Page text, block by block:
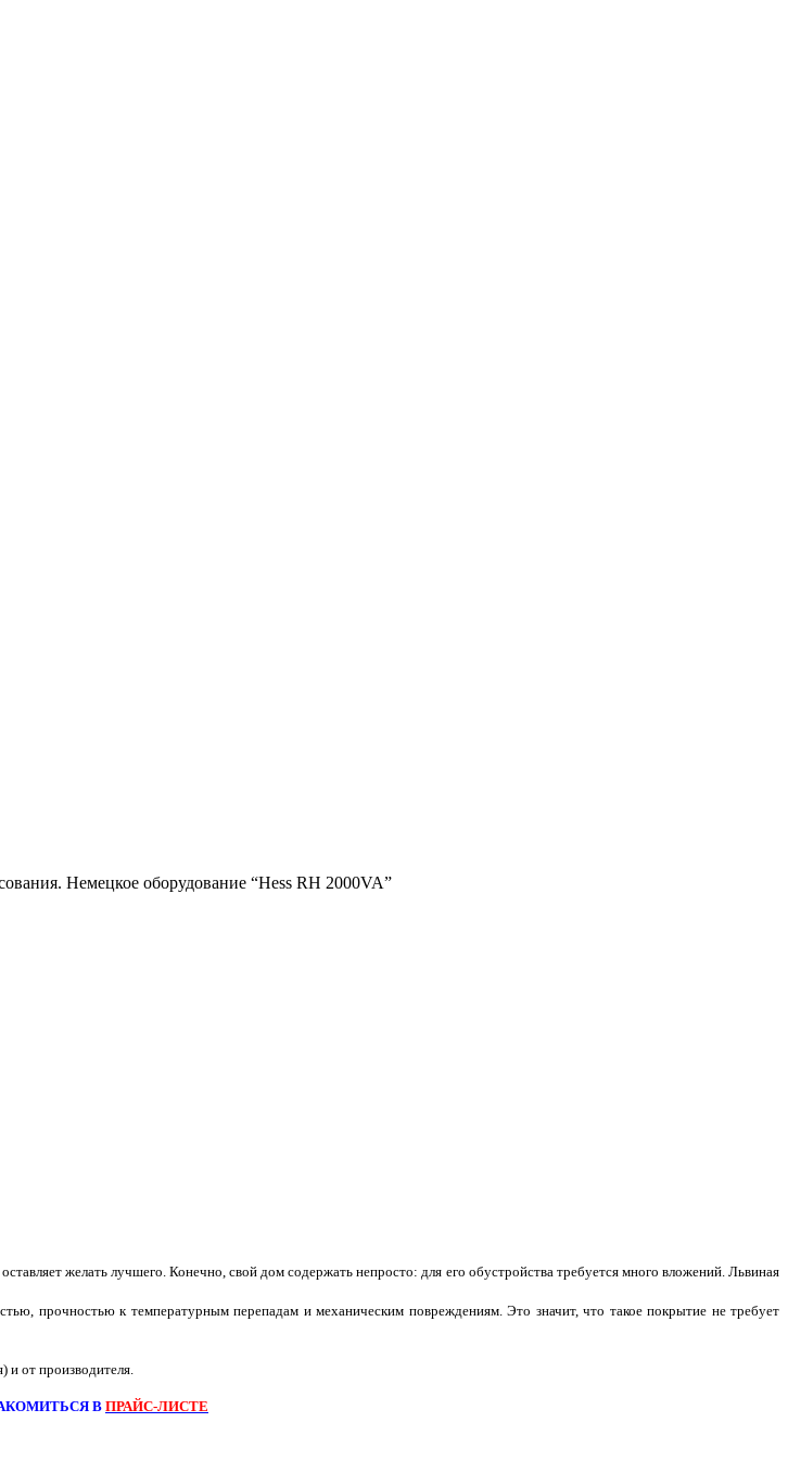
Немецкое оборудование “Hess RH 2000VA”
желать лучшего. Конечно, свой дом содержать непросто: для его обустройства требуется много вложений. Львиная
прочностью к температурным перепадам и механическим повреждениям. Это значит, что такое покрытие не требует
и от производителя.
В ПРАЙС-ЛИСТЕ